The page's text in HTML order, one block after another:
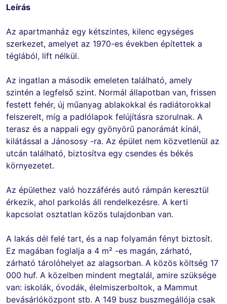
Leírás
Az apartmanház egy kétszintes, kilenc egységes
szerkezet, amelyet az 1970-es években építettek a
téglából, lift nélkül.
Az ingatlan a második emeleten található, amely
szintén a legfelső szint. Normál állapotban van, frissen
festett fehér, új műanyag ablakokkal és radiátorokkal
felszerelt, míg a padlólapok felújításra szorulnak. A
terasz és a nappali egy gyönyörű panorámát kínál,
kilátással a Jánososy -ra. Az épület nem közvetlenül az
utcán található, biztosítva egy csendes és békés
környezetet.
Az épülethez való hozzáférés autó rámpán keresztül
érkezik, ahol parkolás áll rendelkezésre. A kerti
kapcsolat osztatlan közös tulajdonban van.
A lakás dél felé tart, és a nap folyamán fényt biztosít.
Ez magában foglalja a 4 m² -es magán, zárható,
zárható tárolóhelyet az alagsorban. A közös költség 17
000 huf. A közelben mindent megtalál, amire szüksége
van: iskolák, óvodák, élelmiszerboltok, a Mammut
bevásárlóközpont stb. A 149 busz buszmegállója csak